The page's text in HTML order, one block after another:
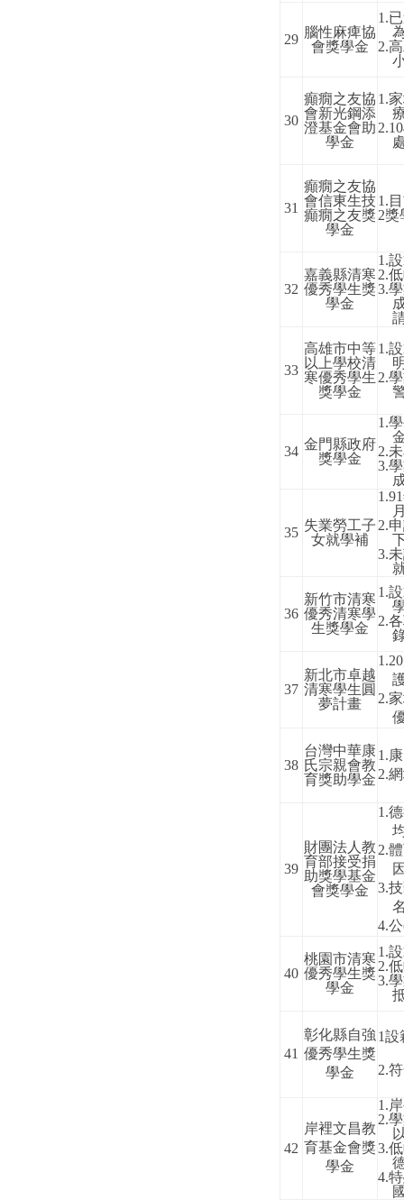
29 腦性麻痺協
會獎學金
1.
2.
30
癲癇之友協
會新光鋼添
澄基金會助
學金
1.
31
癲癇之友協
會信東生技
癲癇之友獎
學金
1.
2獎
32
嘉義縣清寒
優秀學生獎
學金
1.
2.
3.
33
高雄市中等
以上學校清
寒優秀學生
獎學金
1.
2.
34 金門縣政府
獎學金
1.
2.
3.
35 失業勞工子
女就學補
1.91
2.
3.
36
新竹市清寒
優秀清寒學
生獎學金
1.
2.
37
新北市卓越
清寒學生圓
夢計畫
1.20
2.
38
台灣中華康
氏宗親會教
育獎助學金
1.
2.
39
財團法人教
育部接受捐
助獎學基金
會獎學金
1.
2.
3.
4.公
40
桃園市清寒
優秀學生獎
學金
1.
2.
3.
41
彰化縣自強
優秀學生獎
學金
1設
2.
42
岸裡文昌教
育基金會獎
學金
1.
2.
3.
4.